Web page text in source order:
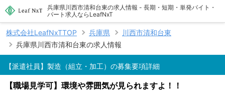
兵庫県川西市清和台東の求人情報 - 長期・短期・単発バイト・
パート求人ならLeafNxT
株式会社LeafNxTTOP 兵庫県
川西市清和台東
兵庫県川西市清和台東の求人情報
【派遣社員】製造（組立・加工）の募集要項詳細
【職場見学可】環境や雰囲気が見られますよ！！